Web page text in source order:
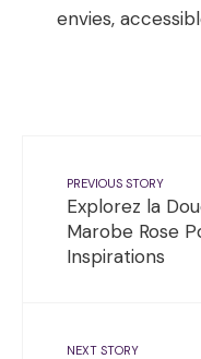
envies,
PREVIOUS STORY
Explorez la
Marobe Rose
Inspirations
NEXT STORY